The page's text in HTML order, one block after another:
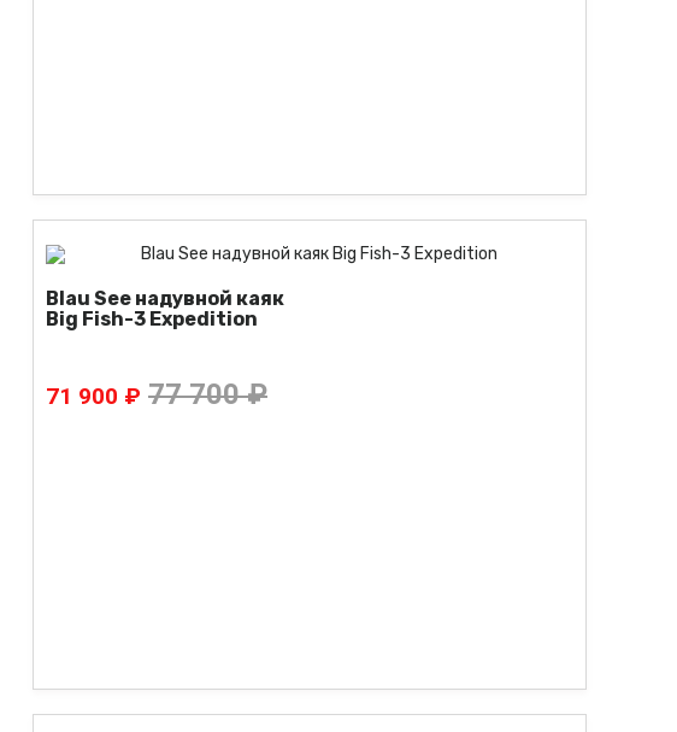
Blau See надувной каяк
Big Fish-3 Expedition
71 900 ₽ 77 700 ₽